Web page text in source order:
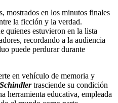
mostrados en los minutos finales
la ficción y la verdad.
quienes estuvieron en la lista
recordando a la audiencia
puede perdurar durante
en vehículo de memoria y
trasciende su condición
herramienta educativa, empleada